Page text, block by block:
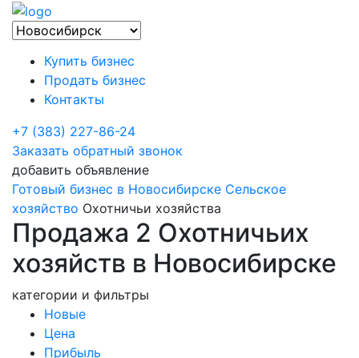
Купить бизнес
Продать бизнес
Контакты
+7 (383) 227-86-24
Заказать обратный звонок
добавить объявление
Готовый бизнес в Новосибирске Сельское
хозяйство Охотничьи хозяйства
Продажа 2 Охотничьих
хозяйств в Новосибирске
категории и фильтры
Новые
Цена
Прибыль